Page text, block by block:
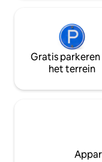
Gratis
het terrein